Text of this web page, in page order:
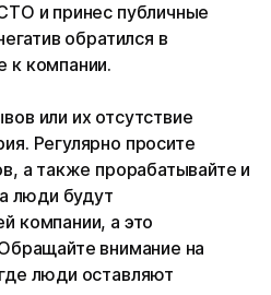
и принес публичные
обратился в
к компании.
или их отсутствие
Регулярно просите
а также прорабатывайте и
люди будут
компании, а это
внимание на
люди оставляют